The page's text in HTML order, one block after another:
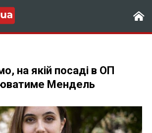
на якій посаді в ОП
Мендель